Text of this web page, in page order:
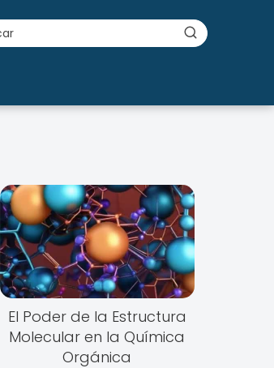
El Poder de la Estructura
Molecular en la Química
Orgánica